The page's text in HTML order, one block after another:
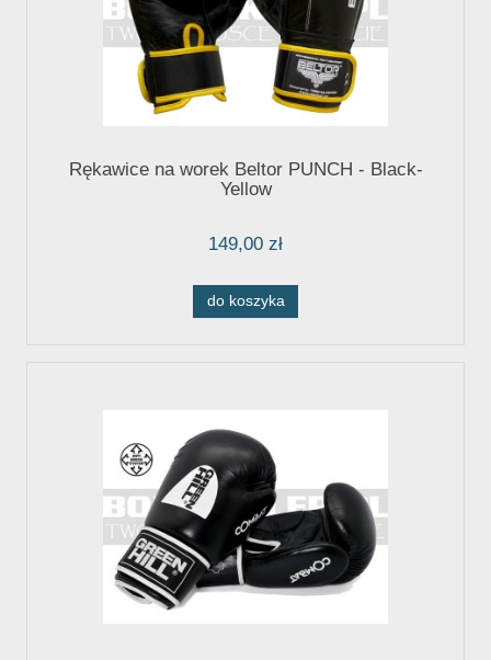
Rękawice na worek Beltor PUNCH - Black-
Yellow
149,00 zł
do koszyka